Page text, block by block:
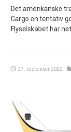
Det amerikanske
Cargo en tentativ
Flyselskabet har
27. september 2022